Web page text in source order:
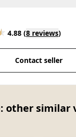
4.88 (8 reviews)
Contact seller
other similar